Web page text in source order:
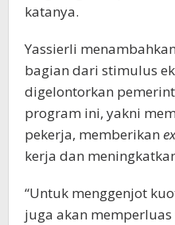
katanya.
Yassierli
bagian dari stimulus
digelontorkan
program ini, yakni
pekerja, memberikan
kerja dan
“Untuk menggenjot
juga akan memperluas